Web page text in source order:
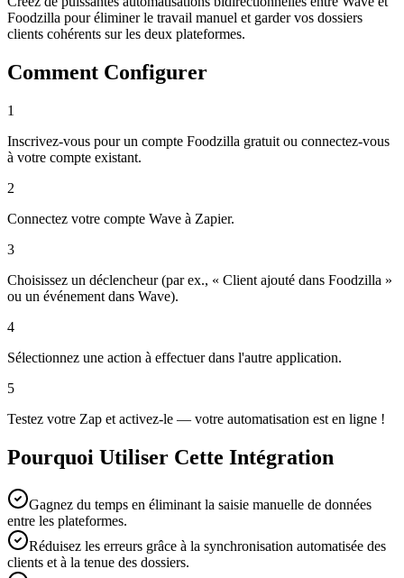
Foodzilla pour éliminer le travail manuel et garder vos dossiers
clients cohérents sur les deux plateformes.
Comment Configurer
1
Inscrivez-vous pour un compte Foodzilla gratuit ou connectez-vous
à votre compte existant.
2
Connectez votre compte Wave à Zapier.
3
Choisissez un déclencheur (par ex., « Client ajouté dans Foodzilla »
ou un événement dans Wave).
4
Sélectionnez une action à effectuer dans l'autre application.
5
Testez votre Zap et activez-le — votre automatisation est en ligne !
Pourquoi Utiliser Cette Intégration
Gagnez du temps en éliminant la saisie manuelle de données
entre les plateformes.
Réduisez les erreurs grâce à la synchronisation automatisée des
clients et à la tenue des dossiers.